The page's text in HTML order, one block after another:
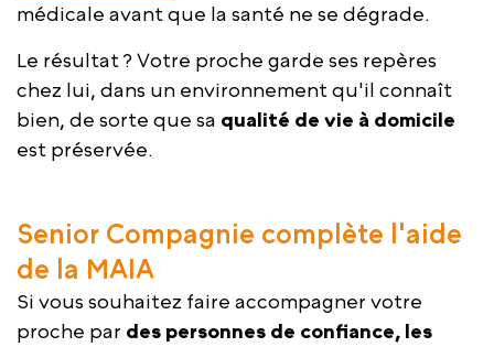
médicale avant que la santé ne se dégrade.
Le résultat ? Votre proche garde ses repères
chez lui, dans un environnement qu'il connaît
bien, de sorte que sa qualité de vie à domicile
est préservée.
Senior Compagnie complète l'aide
de la MAIA
Si vous souhaitez faire accompagner votre
proche par des personnes de confiance, les